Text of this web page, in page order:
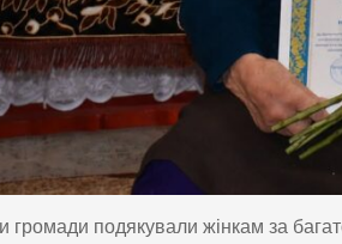
громади подякували жінкам за